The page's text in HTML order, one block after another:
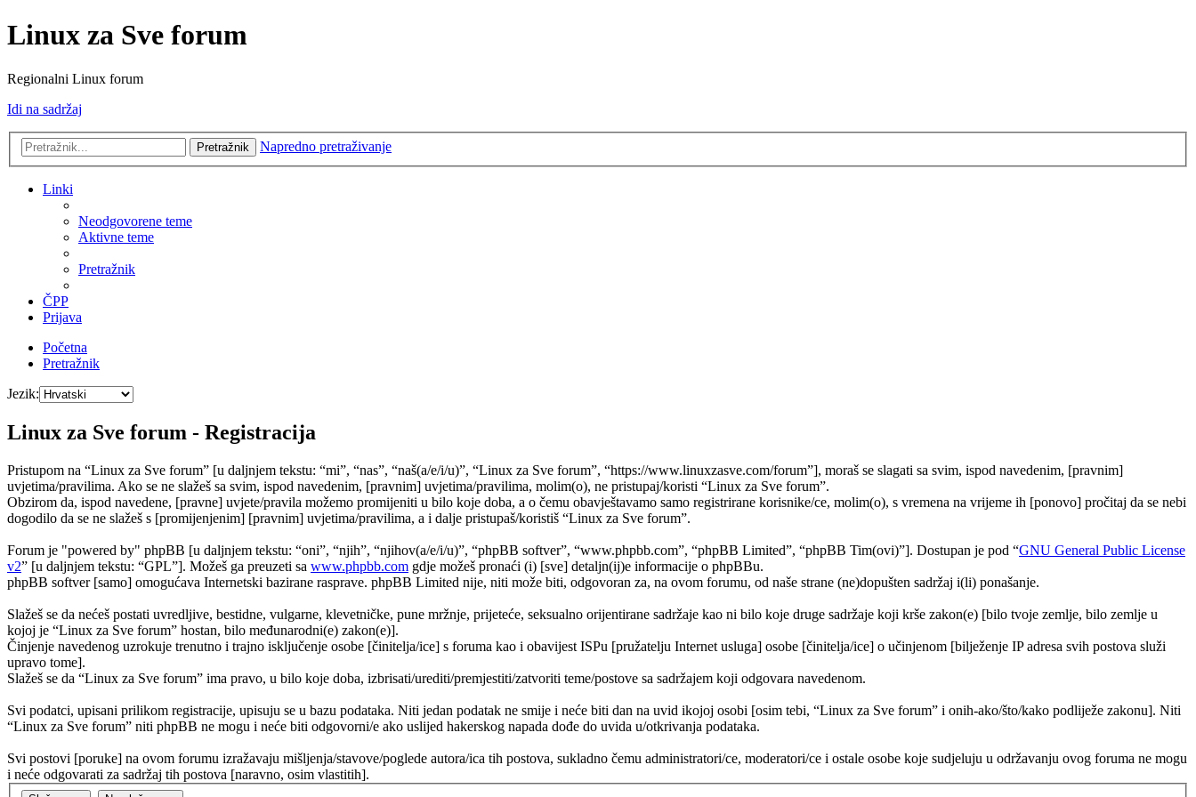
Linux za Sve forum
Regionalni Linux forum
Idi na sadržaj
Pretražnik Napredno pretraživanje
Linki
Neodgovorene teme
Aktivne teme
Pretražnik
ČPP
Prijava
Početna
Pretražnik
Jezik:
Linux za Sve forum - Registracija
Pristupom na “Linux za Sve forum” [u daljnjem tekstu: “mi”, “nas”, “naš(a/e/i/u)”, “Linux za Sve forum”, “https://www.linuxzasve.com/forum”], moraš se slagati sa svim, ispod navedenim, [pravnim]
uvjetima/pravilima. Ako se ne slažeš sa svim, ispod navedenim, [pravnim] uvjetima/pravilima, molim(o), ne pristupaj/koristi “Linux za Sve forum”.
Obzirom da, ispod navedene, [pravne] uvjete/pravila možemo promijeniti u bilo koje doba, a o čemu obavještavamo samo registrirane korisnike/ce, molim(o), s vremena na vrijeme ih [ponovo] pročitaj da se nebi
dogodilo da se ne slažeš s [promijenjenim] [pravnim] uvjetima/pravilima, a i dalje pristupaš/koristiš “Linux za Sve forum”.
Forum je "powered by" phpBB [u daljnjem tekstu: “oni”, “njih”, “njihov(a/e/i/u)”, “phpBB softver”, “www.phpbb.com”, “phpBB Limited”, “phpBB Tim(ovi)”]. Dostupan je pod “GNU General Public License
v2” [u daljnjem tekstu: “GPL”]. Možeš ga preuzeti sa www.phpbb.com gdje možeš pronaći (i) [sve] detaljn(ij)e informacije o phpBBu.
phpBB softver [samo] omogućava Internetski bazirane rasprave. phpBB Limited nije, niti može biti, odgovoran za, na ovom forumu, od naše strane (ne)dopušten sadržaj i(li) ponašanje.
Slažeš se da nećeš postati uvredljive, bestidne, vulgarne, klevetničke, pune mržnje, prijeteće, seksualno orijentirane sadržaje kao ni bilo koje druge sadržaje koji krše zakon(e) [bilo tvoje zemlje, bilo zemlje u
kojoj je “Linux za Sve forum” hostan, bilo međunarodni(e) zakon(e)].
Činjenje navedenog uzrokuje trenutno i trajno isključenje osobe [činitelja/ice] s foruma kao i obavijest ISPu [pružatelju Internet usluga] osobe [činitelja/ice] o učinjenom [bilježenje IP adresa svih postova služi
upravo tome].
Slažeš se da “Linux za Sve forum” ima pravo, u bilo koje doba, izbrisati/urediti/premjestiti/zatvoriti teme/postove sa sadržajem koji odgovara navedenom.
Svi podatci, upisani prilikom registracije, upisuju se u bazu podataka. Niti jedan podatak ne smije i neće biti dan na uvid ikojoj osobi [osim tebi, “Linux za Sve forum” i onih-ako/što/kako podliježe zakonu]. Niti
“Linux za Sve forum” niti phpBB ne mogu i neće biti odgovorni/e ako uslijed hakerskog napada dođe do uvida u/otkrivanja podataka.
Svi postovi [poruke] na ovom forumu izražavaju mišljenja/stavove/poglede autora/ica tih postova, sukladno čemu administratori/ce, moderatori/ce i ostale osobe koje sudjeluju u održavanju ovog foruma ne mogu
i neće odgovarati za sadržaj tih postova [naravno, osim vlastitih].